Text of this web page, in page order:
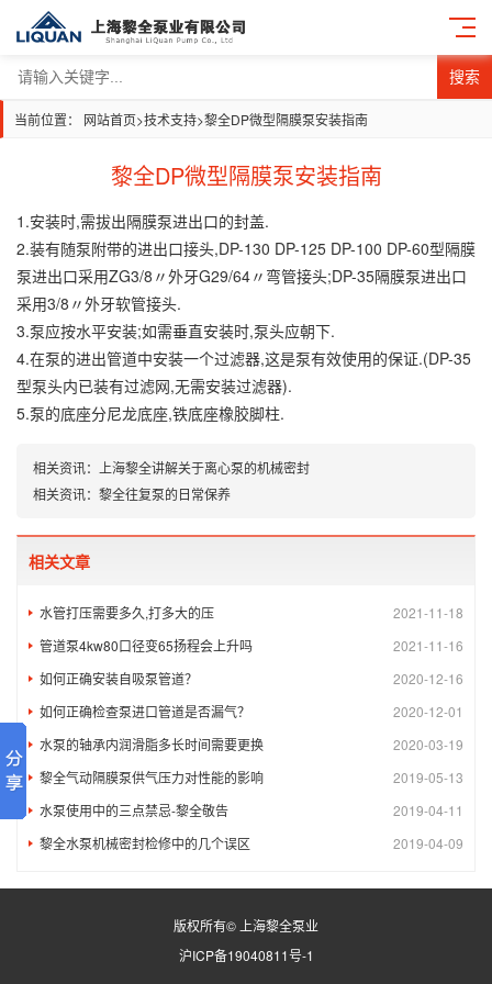
搜索
当前位置： 网站首页>技术支持>黎全DP微型隔膜泵安装指南
黎全DP微型隔膜泵安装指南
1.安装时,需拔出隔膜泵进出口的封盖.
2.装有随泵附带的进出口接头,DP-130 DP-125 DP-100 DP-60型隔膜
泵进出口采用ZG3/8〃外牙G29/64〃弯管接头;DP-35隔膜泵进出口
采用3/8〃外牙软管接头.
3.泵应按水平安装;如需垂直安装时,泵头应朝下.
4.在泵的进出管道中安装一个过滤器,这是泵有效使用的保证.(DP-35
型泵头内已装有过滤网,无需安装过滤器).
5.泵的底座分尼龙底座,铁底座橡胶脚柱.
相关资讯：
上海黎全讲解关于离心泵的机械密封
相关资讯： 黎全往复泵的日常保养
相关文章
2021-11-18
水管打压需要多久,打多大的压
2021-11-16
管道泵4kw80口径变65扬程会上升吗
2020-12-16
如何正确安装自吸泵管道？
2020-12-01
如何正确检查泵进口管道是否漏气？
2020-03-19
水泵的轴承内润滑脂多长时间需要更换
2019-05-13
黎全气动隔膜泵供气压力对性能的影响
2019-04-11
水泵使用中的三点禁忌-黎全敬告
2019-04-09
黎全水泵机械密封检修中的几个误区
版权所有© 上海黎全泵业
沪ICP备19040811号-1